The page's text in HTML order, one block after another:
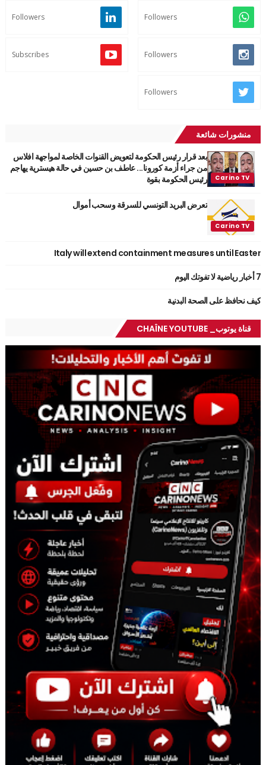
Followers
Followers
Followers
Subscribes
Followers
منشورات شائعة
بعد قرار رئيس الحكومة لتعويض القنوات الخاصة لمواجهة افلاس
من جراء أزمة كورونا... عاطف بن حسين في حالة هيسترية يهاجم
رئيس الحكومة بقوة
تعرض البريد التونسي للسرقة وسحب أموال
Italy will extend containment measures until Easter
7 أخبار رياضية لا تفوتك اليوم
كيف نحافظ على الصحة البدنية
قناة يوتوب_ CHAÎNE YOUTUBE